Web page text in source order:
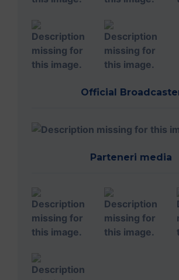
Official
Parteneri media